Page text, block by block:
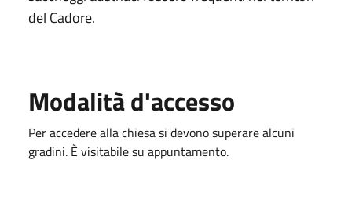
del Cadore.
Modalità d'accesso
Per accedere alla chiesa si devono superare alcuni
gradini. È visitabile su appuntamento.